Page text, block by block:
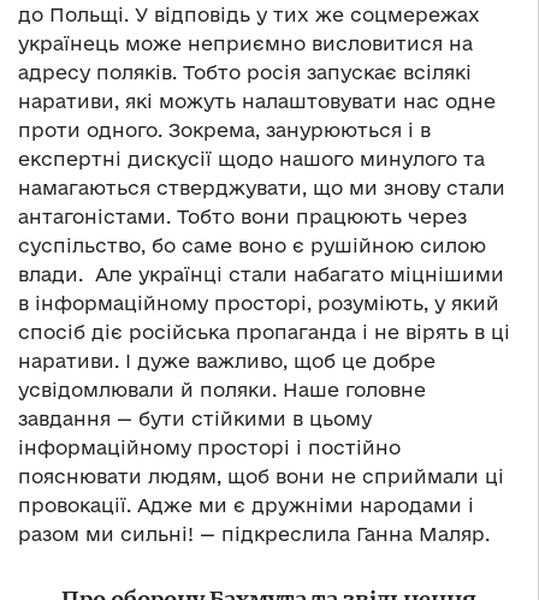
до Польщі. У відповідь у тих же соцмережах
українець може неприємно висловитися на
адресу поляків. Тобто росія запускає всілякі
наративи, які можуть налаштовувати нас одне
проти одного. Зокрема, занурюються і в
експертні дискусії щодо нашого минулого та
намагаються стверджувати, що ми знову стали
антагоністами. Тобто вони працюють через
суспільство, бо саме воно є рушійною силою
влади. Але українці стали набагато міцнішими
в інформаційному просторі, розуміють, у який
спосіб діє російська пропаганда і не вірять в ці
наративи. І дуже важливо, щоб це добре
усвідомлювали й поляки. Наше головне
завдання — бути стійкими в цьому
інформаційному просторі і постійно
пояснювати людям, щоб вони не сприймали ці
провокації. Адже ми є дружніми народами і
разом ми сильні! — підкреслила Ганна Маляр.